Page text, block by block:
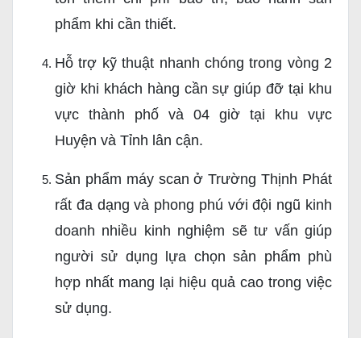
phẩm khi cần thiết.
Hỗ trợ kỹ thuật nhanh chóng trong vòng 2
giờ khi khách hàng cần sự giúp đỡ tại khu
vực thành phố và 04 giờ tại khu vực
Huyện và Tỉnh lân cận.
Sản phẩm máy scan ở Trường Thịnh Phát
rất đa dạng và phong phú với đội ngũ kinh
doanh nhiều kinh nghiệm sẽ tư vấn giúp
người sử dụng lựa chọn sản phẩm phù
hợp nhất mang lại hiệu quả cao trong việc
sử dụng.